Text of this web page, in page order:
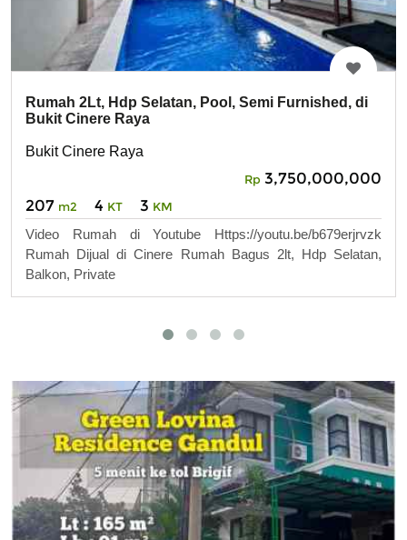
Rumah 2Lt, Hdp Selatan, Pool, Semi Furnished, di
Bukit Cinere Raya
Bukit Cinere Raya
Rp 3,750,000,000
207 m2 4 KT 3 KM
Video Rumah di Youtube Https://youtu.be/b679erjrvzk
Rumah Dijual di Cinere Rumah Bagus 2lt, Hdp Selatan,
Balkon, Private